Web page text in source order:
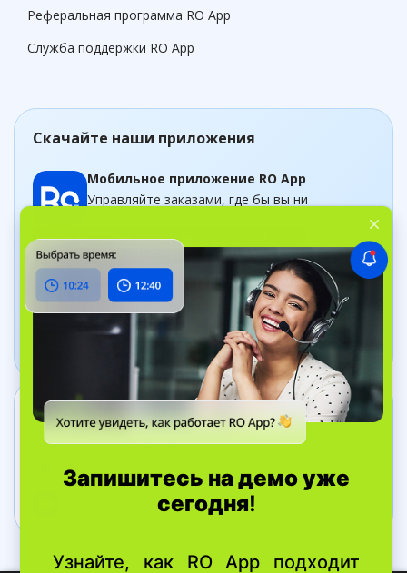
Реферальная программа RO App
Служба поддержки RO App
Скачайте наши приложения
Мобильное приложение RO App
Управляйте заказами, где бы вы ни
Приложение Дашборд
Следите за бизнесом в рельном времени
Связаться с нами
Великобритания